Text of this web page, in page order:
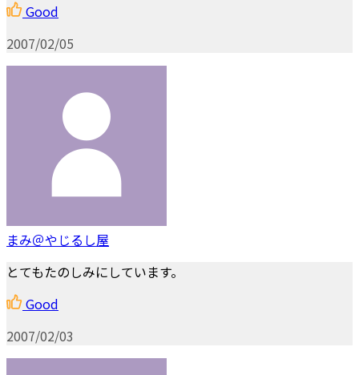
Good
2007/02/05
まみ＠やじるし屋
とてもたのしみにしています。
Good
2007/02/03